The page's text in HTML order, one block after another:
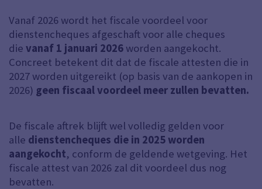
Vanaf 2026 wordt het fiscale voordeel voor
dienstencheques afgeschaft voor alle cheques
die vanaf 1 januari 2026 worden aangekocht.
Concreet betekent dit dat de fiscale attesten die in
2027 worden uitgereikt (op basis van de aankopen in
2026) geen fiscaal voordeel meer zullen bevatten.
De fiscale aftrek blijft wel volledig gelden voor
alle dienstencheques die in 2025 worden
aangekocht, conform de geldende wetgeving. Het
fiscale attest van 2026 zal dit voordeel dus nog
bevatten.